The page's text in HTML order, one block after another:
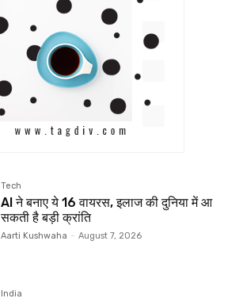
Tech
AI ने बनाए ये 16 वायरस, इलाज की दुनिया में आ
सकती है बड़ी क्रांति
Aarti Kushwaha - August 7, 2026
India